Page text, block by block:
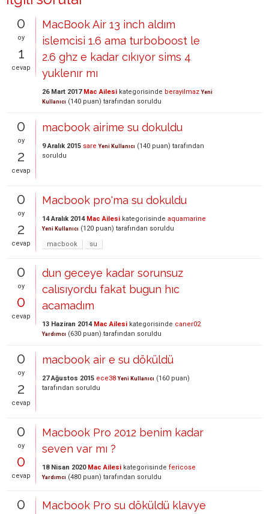
0
oy
1
cevap
MacBook Air 13 inch aldım
islemcisi 1.6 ama turboboost le
2.6 ghz e kadar cıkıyor sims 4
yuklenır mı
26 Mart 2017 Mac Ailesi kategorisinde berayilmaz Yeni
Kullanıcı (140 puan) tarafından soruldu
0
oy
2
cevap
macbook airime su dokuldu
9 Aralık 2015 sare Yeni Kullanıcı (140 puan) tarafından
soruldu
0
oy
2
cevap
Macbook pro'ma su dokuldu
14 Aralık 2014 Mac Ailesi kategorisinde aquamarine
Yeni Kullanıcı (120 puan) tarafından soruldu
macbook
su
0
oy
0
cevap
dun geceye kadar sorunsuz
calısıyordu fakat bugun hıc
acamadım
13 Haziran 2014 Mac Ailesi kategorisinde caner02
Yardımcı (630 puan) tarafından soruldu
0
oy
2
cevap
macbook air e su döküldü
27 Ağustos 2015 ece38 Yeni Kullanıcı (160 puan)
tarafından soruldu
0
oy
0
cevap
Macbook Pro 2012 benim kadar
seven var mı ?
18 Nisan 2020 Mac Ailesi kategorisinde fericose
Yardımcı (480 puan) tarafından soruldu
0
Macbook Pro su döküldü klavye